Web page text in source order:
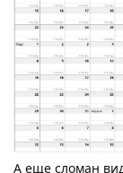
А еще сломан